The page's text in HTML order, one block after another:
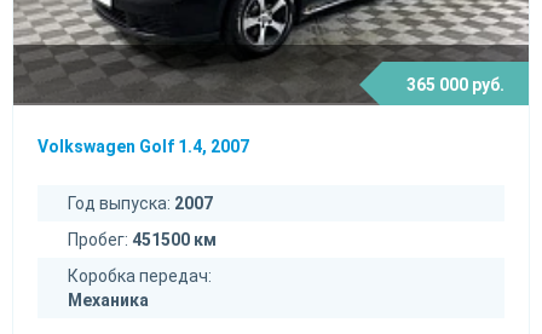
365 000 руб.
Volkswagen Golf 1.4, 2007
Год выпуска: 2007
Пробег: 451500 км
Коробка передач:
Механика